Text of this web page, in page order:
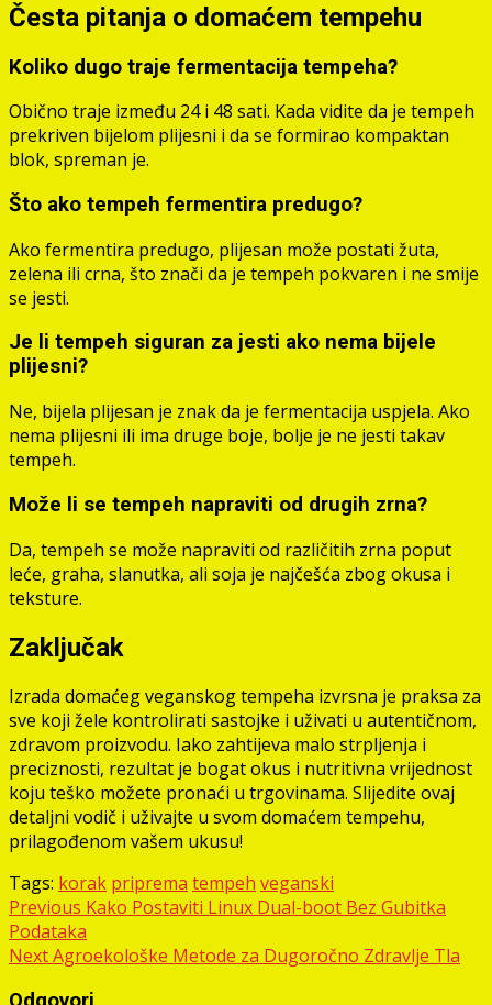
Česta pitanja o domaćem tempehu
Koliko dugo traje fermentacija tempeha?
Obično traje između 24 i 48 sati. Kada vidite da je tempeh
prekriven bijelom plijesni i da se formirao kompaktan
blok, spreman je.
Što ako tempeh fermentira predugo?
Ako fermentira predugo, plijesan može postati žuta,
zelena ili crna, što znači da je tempeh pokvaren i ne smije
se jesti.
Je li tempeh siguran za jesti ako nema bijele
plijesni?
Ne, bijela plijesan je znak da je fermentacija uspjela. Ako
nema plijesni ili ima druge boje, bolje je ne jesti takav
tempeh.
Može li se tempeh napraviti od drugih zrna?
Da, tempeh se može napraviti od različitih zrna poput
leće, graha, slanutka, ali soja je najčešća zbog okusa i
teksture.
Zaključak
Izrada domaćeg veganskog tempeha izvrsna je praksa za
sve koji žele kontrolirati sastojke i uživati u autentičnom,
zdravom proizvodu. Iako zahtijeva malo strpljenja i
preciznosti, rezultat je bogat okus i nutritivna vrijednost
koju teško možete pronaći u trgovinama. Slijedite ovaj
detaljni vodič i uživajte u svom domaćem tempehu,
prilagođenom vašem ukusu!
Tags: korak priprema tempeh veganski
Post
navigation
Previous Kako Postaviti Linux Dual-boot Bez Gubitka
Podataka
NextAgroekološke Metode za Dugoročno Zdravlje Tla